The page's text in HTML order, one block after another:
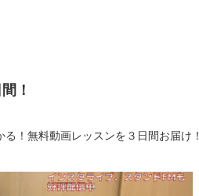
！
！無料動画レッスンを３日間お届け！